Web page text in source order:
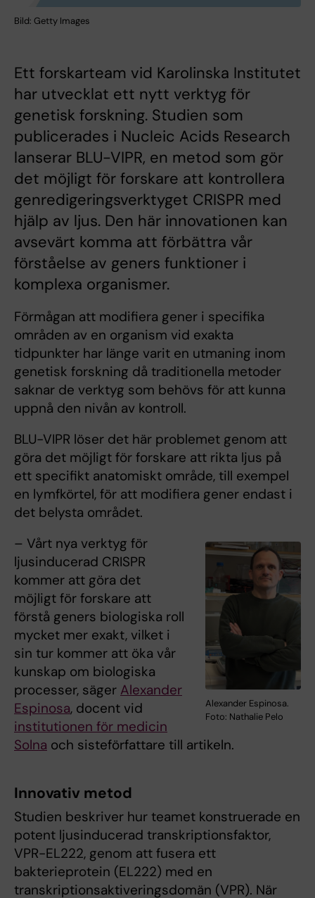
Bild: Getty Images
Ett forskarteam vid Karolinska Institutet
har utvecklat ett nytt verktyg för
genetisk forskning. Studien som
publicerades i Nucleic Acids Research
lanserar BLU-VIPR, en metod som gör
det möjligt för forskare att kontrollera
genredigeringsverktyget CRISPR med
hjälp av ljus. Den här innovationen kan
avsevärt komma att förbättra vår
förståelse av geners funktioner i
komplexa organismer.
Förmågan att modifiera gener i specifika
områden av en organism vid exakta
tidpunkter har länge varit en utmaning inom
genetisk forskning då traditionella metoder
saknar de verktyg som behövs för att kunna
uppnå den nivån av kontroll.
BLU-VIPR löser det här problemet genom att
göra det möjligt för forskare att rikta ljus på
ett specifikt anatomiskt område, till exempel
en lymfkörtel, för att modifiera gener endast i
det belysta området.
Alexander Espinosa.
Foto: Nathalie Pelo
– Vårt nya verktyg för
ljusinducerad CRISPR
kommer att göra det
möjligt för forskare att
förstå geners biologiska roll
mycket mer exakt, vilket i
sin tur kommer att öka vår
kunskap om biologiska
processer, säger Alexander
Espinosa, docent vid
institutionen för medicin
Solna och sisteförfattare till artikeln.
Innovativ metod
Studien beskriver hur teamet konstruerade en
potent ljusinducerad transkriptionsfaktor,
VPR-EL222, genom att fusera ett
bakterieprotein (EL222) med en
transkriptionsaktiveringsdomän (VPR). När